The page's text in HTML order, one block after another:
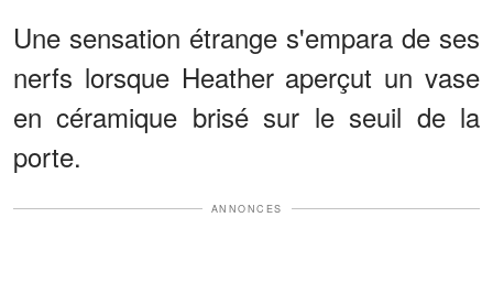
Une sensation étrange s'empara de ses
nerfs lorsque Heather aperçut un vase
en céramique brisé sur le seuil de la
porte.
ANNONCES